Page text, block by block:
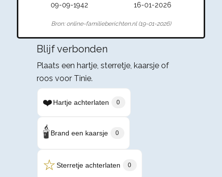
09-09-1942
16-01-2026
Bron: online-familieberichten.nl (19-01-2026)
Blijf verbonden
Plaats een hartje, sterretje, kaarsje of
roos voor Tinie.
❤️Hartje achterlaten 0
🕯️Brand een kaarsje 0
☆Sterretje achterlaten 0